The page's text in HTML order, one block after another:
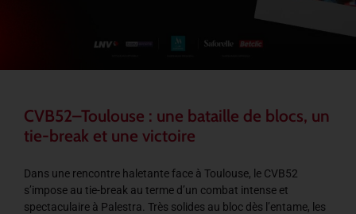
CVB52–Toulouse : une bataille de blocs, un
tie-break et une victoire
Dans une rencontre haletante face à Toulouse, le CVB52
s’impose au tie-break au terme d’un combat intense et
spectaculaire à Palestra. Très solides au bloc dès l’entame, les